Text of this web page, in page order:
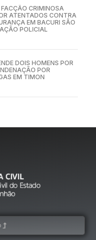
CRIMINOSA
ATENTADOS CONTRA
EM BACURI SÃO
POLICIAL
DOIS HOMENS POR
POR
EM TIMON